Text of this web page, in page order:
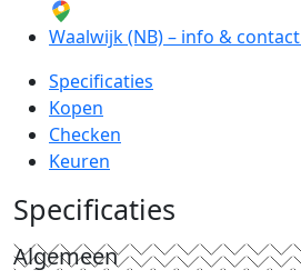
Waalwijk (NB) – info & contact
Specificaties
Kopen
Checken
Keuren
Specificaties
Algemeen